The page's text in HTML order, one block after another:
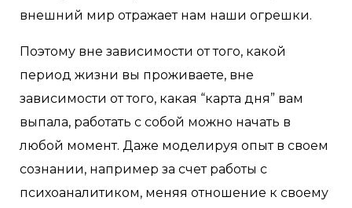
внешний мир отражает нам наши огрешки.
Поэтому вне зависимости от того, какой
период жизни вы проживаете, вне
зависимости от того, какая “карта дня” вам
выпала, работать с собой можно начать в
любой момент. Даже моделируя опыт в своем
сознании, например за счет работы с
психоаналитиком, меняя отношение к своему